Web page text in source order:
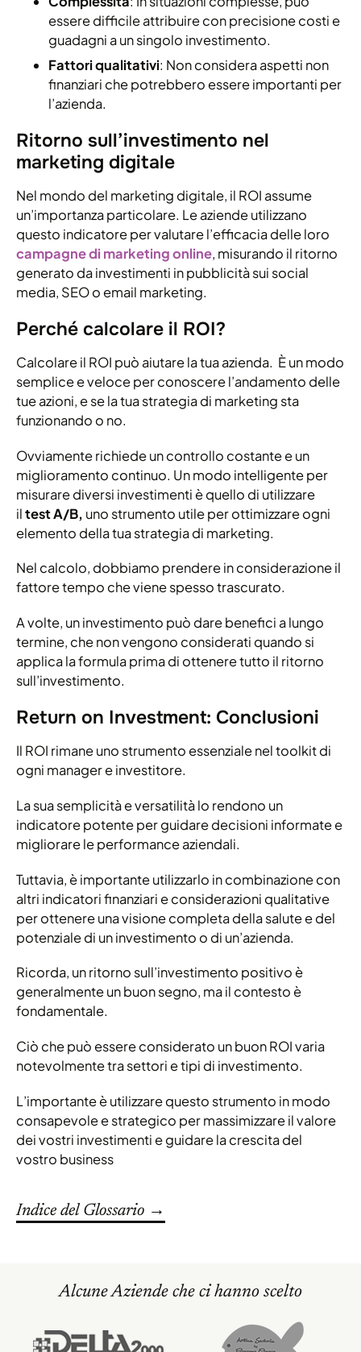
essere difficile attribuire con precisione costi e
guadagni a un singolo investimento.
Fattori qualitativi: Non considera aspetti non
finanziari che potrebbero essere importanti per
l’azienda.
Ritorno sull’investimento nel
marketing digitale
Nel mondo del marketing digitale, il ROI assume
un’importanza particolare. Le aziende utilizzano
questo indicatore per valutare l’efficacia delle loro
campagne di marketing online, misurando il ritorno
generato da investimenti in pubblicità sui social
media, SEO o email marketing.
Perché calcolare il ROI?
Calcolare il ROI può aiutare la tua azienda. È un modo
semplice e veloce per conoscere l’andamento delle
tue azioni, e se la tua strategia di marketing sta
funzionando o no.
Ovviamente richiede un controllo costante e un
miglioramento continuo. Un modo intelligente per
misurare diversi investimenti è quello di utilizzare
iltest A/B, uno strumento utile per ottimizzare ogni
elemento della tua strategia di marketing.
Nel calcolo, dobbiamo prendere in considerazione il
fattore tempo che viene spesso trascurato.
A volte, un investimento può dare benefici a lungo
termine, che non vengono considerati quando si
applica la formula prima di ottenere tutto il ritorno
sull’investimento.
Return on Investment: Conclusioni
Il ROI rimane uno strumento essenziale nel toolkit di
ogni manager e investitore.
La sua semplicità e versatilità lo rendono un
indicatore potente per guidare decisioni informate e
migliorare le performance aziendali.
Tuttavia, è importante utilizzarlo in combinazione con
altri indicatori finanziari e considerazioni qualitative
per ottenere una visione completa della salute e del
potenziale di un investimento o di un’azienda.
Ricorda, un ritorno sull’investimento positivo è
generalmente un buon segno, ma il contesto è
fondamentale.
Ciò che può essere considerato un buon ROI varia
notevolmente tra settori e tipi di investimento.
L’importante è utilizzare questo strumento in modo
consapevole e strategico per massimizzare il valore
dei vostri investimenti e guidare la crescita del
vostro business
Indice del Glossario →
Alcune Aziende che ci hanno scelto